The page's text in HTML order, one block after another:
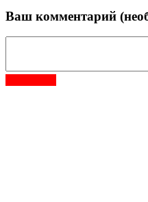
Ваш комментарий